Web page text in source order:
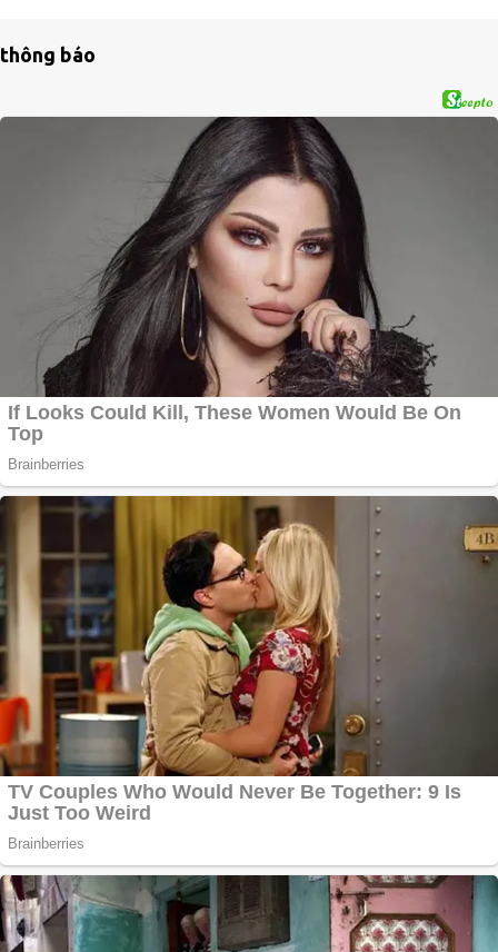
thông báo